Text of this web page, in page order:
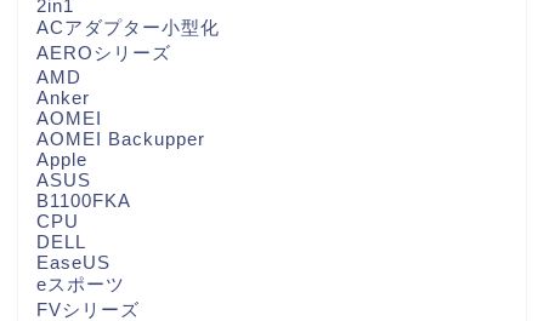
2in1
ACアダプター小型化
AEROシリーズ
AMD
Anker
AOMEI
AOMEI Backupper
Apple
ASUS
B1100FKA
CPU
DELL
EaseUS
eスポーツ
FVシリーズ